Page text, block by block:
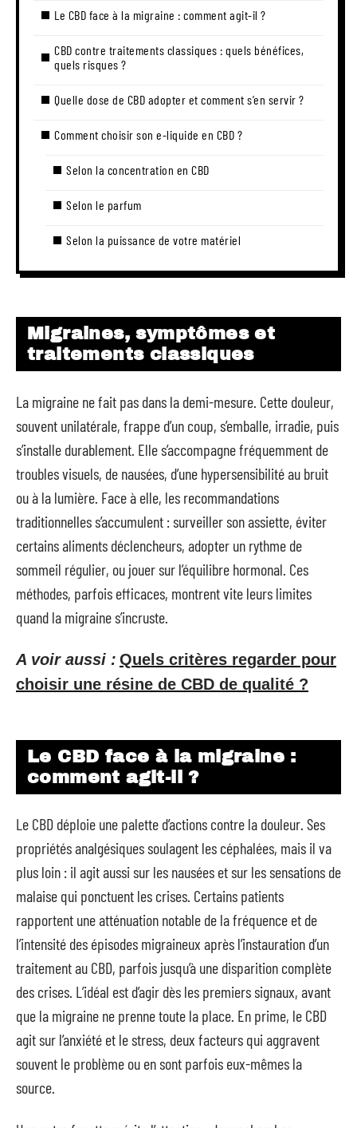
Le CBD face à la migraine : comment agit-il ?
CBD contre traitements classiques : quels bénéfices,
quels risques ?
Quelle dose de CBD adopter et comment s’en servir ?
Comment choisir son e-liquide en CBD ?
Selon la concentration en CBD
Selon le parfum
Selon la puissance de votre matériel
Migraines, symptômes et
traitements classiques
La migraine ne fait pas dans la demi-mesure. Cette douleur,
souvent unilatérale, frappe d’un coup, s’emballe, irradie, puis
s’installe durablement. Elle s’accompagne fréquemment de
troubles visuels, de nausées, d’une hypersensibilité au bruit
ou à la lumière. Face à elle, les recommandations
traditionnelles s’accumulent : surveiller son assiette, éviter
certains aliments déclencheurs, adopter un rythme de
sommeil régulier, ou jouer sur l’équilibre hormonal. Ces
méthodes, parfois efficaces, montrent vite leurs limites
quand la migraine s’incruste.
A voir aussi : Quels critères regarder pour
choisir une résine de CBD de qualité ?
Le CBD face à la migraine :
comment agit-il ?
Le CBD déploie une palette d’actions contre la douleur. Ses
propriétés analgésiques soulagent les céphalées, mais il va
plus loin : il agit aussi sur les nausées et sur les sensations de
malaise qui ponctuent les crises. Certains patients
rapportent une atténuation notable de la fréquence et de
l’intensité des épisodes migraineux après l’instauration d’un
traitement au CBD, parfois jusqu’à une disparition complète
des crises. L’idéal est d’agir dès les premiers signaux, avant
que la migraine ne prenne toute la place. En prime, le CBD
agit sur l’anxiété et le stress, deux facteurs qui aggravent
souvent le problème ou en sont parfois eux-mêmes la
source.